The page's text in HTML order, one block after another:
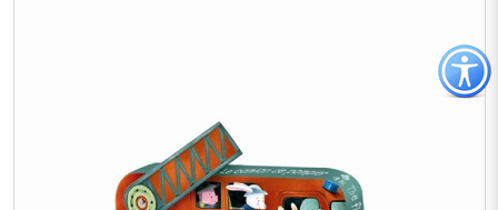
כפתור
לפתיחת
תפריט
נגישות